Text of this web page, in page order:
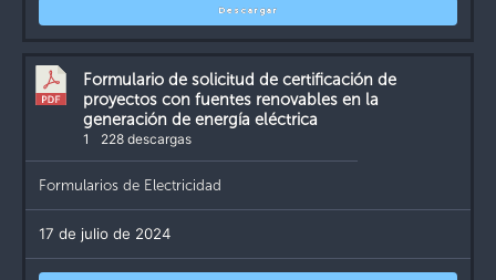
Descargar
Formulario de solicitud de certificación de
proyectos con fuentes renovables en la
generación de energía eléctrica
1 228 descargas
Formularios de Electricidad
17 de julio de 2024